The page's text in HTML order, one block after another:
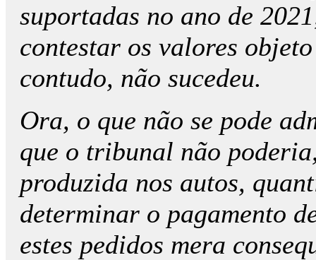
suportadas no ano de
contestar os valores
contudo, não sucedeu.
Ora, o que não se pode
que o tribunal não
produzida nos autos,
determinar o pagamento
estes pedidos mera